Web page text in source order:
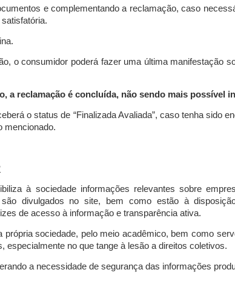
e complementando a reclamação, caso
o consumidor poderá fazer uma última manifestação
a reclamação é concluída, não sendo mais possível
o status de “Finalizada Avaliada”, caso tenha sido
mencionado.
à sociedade informações relevantes sobre
divulgados no site, bem como estão à
de acesso à informação e transparência ativa.
sociedade, pelo meio acadêmico, bem como
no que tange à lesão a direitos coletivos.
a necessidade de segurança das informações